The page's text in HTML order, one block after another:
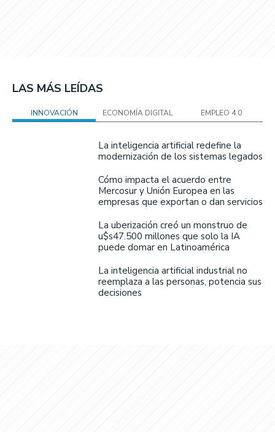
LAS MÁS LEÍDAS
INNOVACIÓN ECONOMÍA DIGITAL EMPLEO 4.0
La inteligencia artificial redefine la
modernización de los sistemas legados
Cómo impacta el acuerdo entre
Mercosur y Unión Europea en las
empresas que exportan o dan servicios
La uberización creó un monstruo de
u$s47.500 millones que solo la IA
puede domar en Latinoamérica
La inteligencia artificial industrial no
reemplaza a las personas, potencia sus
decisiones